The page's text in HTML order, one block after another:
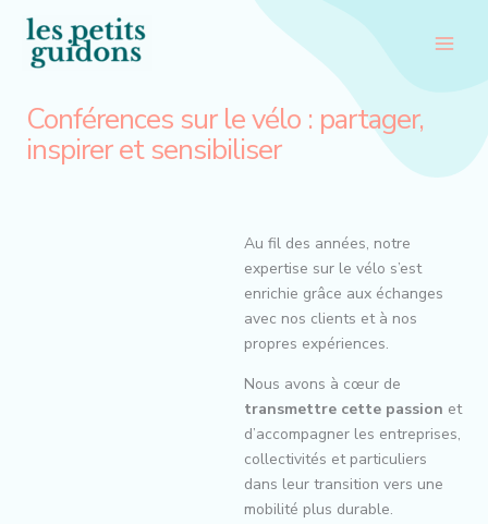
contenu
Conférences sur le vélo : partager,
inspirer et sensibiliser
Au fil des années, notre
expertise sur le vélo s’est
enrichie grâce aux échanges
avec nos clients et à nos
propres expériences.
Nous avons à cœur de
transmettre cette passion et
d’accompagner les entreprises,
collectivités et particuliers
dans leur transition vers une
mobilité plus durable.